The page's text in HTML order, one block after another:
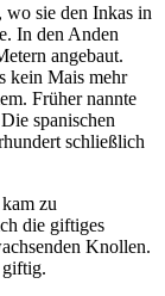
sie den Inkas in
In den Anden
angebaut.
kein Mais mehr
Früher nannte
spanischen
schließlich
zu
die giftiges
Knollen.
giftig.